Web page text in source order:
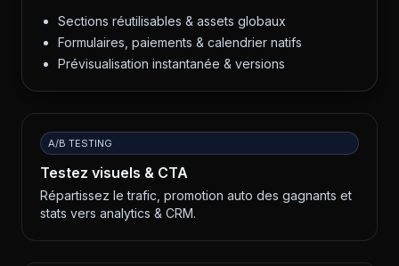
Sections réutilisables & assets globaux
Formulaires, paiements & calendrier natifs
Prévisualisation instantanée & versions
A/B TESTING
Testez visuels & CTA
Répartissez le trafic, promotion auto des gagnants et
stats vers analytics & CRM.